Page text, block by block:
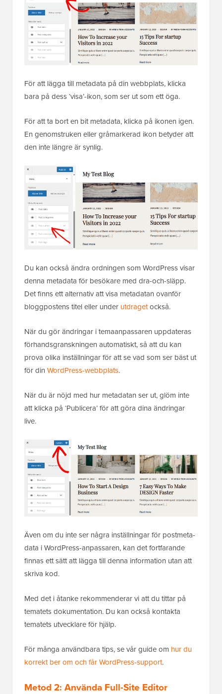
För att lägga till metadata på din webbplats, klicka
bara på dess ‘visa’-ikon, som ser ut som ett öga.
För att ta bort en bit metadata, klicka på ikonen igen.
En genomstruken eller gråmarkerad ikon betyder att
den inte längre är synlig.
Du kan också ändra ordningen som WordPress visar
denna metadata för besökare med dra-och-släpp.
Det finns ett alternativ att visa metadatan ovanför
bloggpostens titel eller under utdragetockså.
När du gör ändringar i temaanpassaren uppdateras
förhandsgranskningen automatiskt, så att du kan
prova olika inställningar för att se vad som ser bäst ut
för din WordPress-webbplats.
När du är nöjd med hur metadatan ser ut, glöm inte
att klicka på ‘Publicera’ för att göra dina ändringar
live.
Även om du inte ser några inställningar för postmeta-
data i WordPress-anpassaren, kan det fortfarande
finnas ett sätt att lägga till denna information utan att
skriva kod.
Med det i åtanke rekommenderar vi att du tittar på
tematets dokumentation. Du kan också kontakta
tematets utvecklare för hjälp.
För många användbara tips, se vår guide om hur du
korrekt ber om och får WordPress-support.
Metod 2: Använda Full-Site Editor